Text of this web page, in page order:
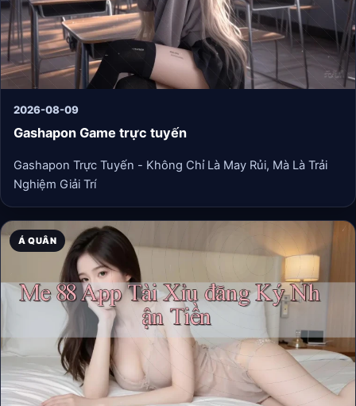
2026-08-09
Gashapon Game trực tuyến
Gashapon Trực Tuyến - Không Chỉ Là May Rủi, Mà Là Trải
Nghiệm Giải Trí
Á QUÂN